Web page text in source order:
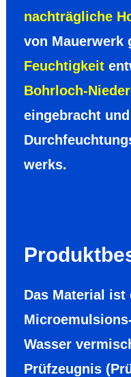
nach­träg­liche
von Mauer­werk
Feuch­tigkeit
Bohr­loch-
eingebracht
werks.
Das Mate­rial
Wasser
Prüf­zeug­nis